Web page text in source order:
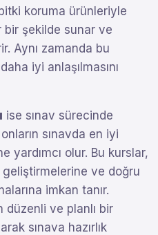
koruma ürünleriyle
bir şekilde sunar ve
Aynı zamanda bu
iyi anlaşılmasını
ise sınav sürecinde
sınavda en iyi
yardımcı olur. Bu kurslar,
geliştirmelerine ve doğru
imkan tanır.
düzenli ve planlı bir
sınava hazırlık